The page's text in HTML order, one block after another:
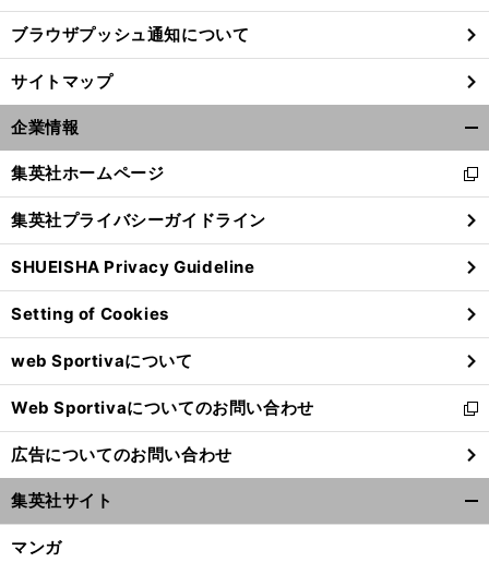
ブラウザプッシュ通知について
サイトマップ
企業情報
閉
る
集英社ホームページ
新
し
い
ウ
ィ
ン
ド
ウ
で
開
く
集英社プライバシーガイドライン
SHUEISHA Privacy Guideline
Setting of Cookies
web Sportivaについて
Web Sportivaについてのお問い合わせ
新
し
い
ウ
ィ
ン
広告についてのお問い合わせ
集英社サイト
マンガ